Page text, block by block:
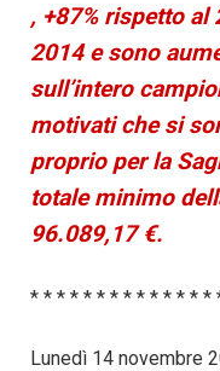
, +87% rispetto al
2014 e sono
sull’intero
motivati che si
proprio per la
totale minimo
96.089,17 €.
* * * * * * * * * * * * * *
Lunedì 14 novembre